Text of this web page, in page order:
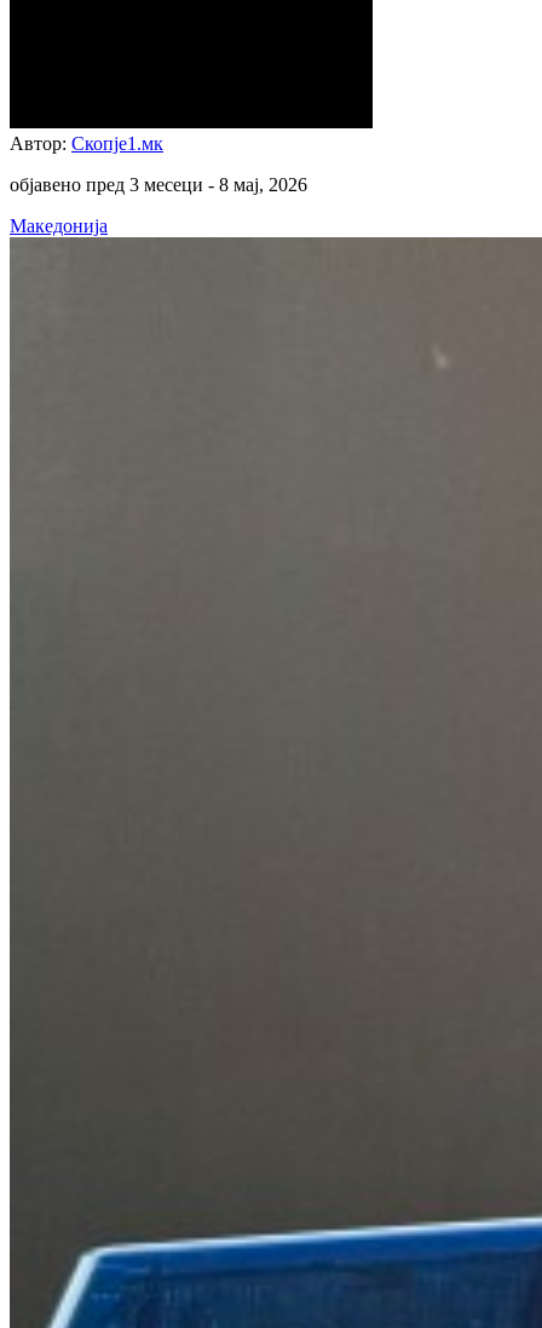
Автор: Скопје1.мк
објавено пред 3 месеци - 8 мај, 2026
Македонија